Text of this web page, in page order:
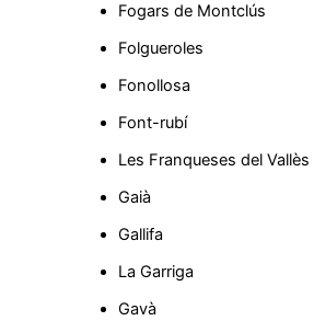
Fogars de Montclús
Folgueroles
Fonollosa
Font-rubí
Les Franqueses del Vallès
Gaià
Gallifa
La Garriga
Gavà